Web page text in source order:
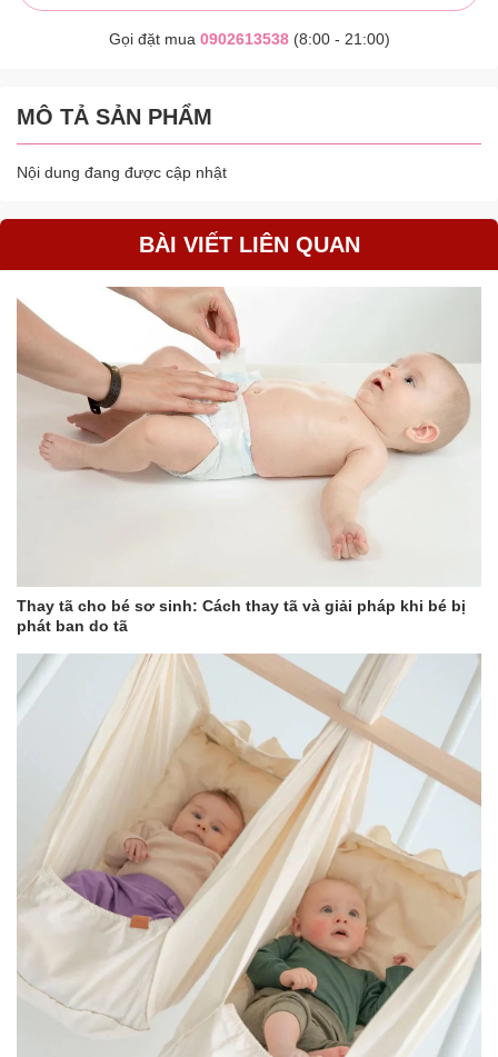
Gọi đặt mua 0902613538(8:00 - 21:00)
MÔ TẢ SẢN PHẨM
Nội dung đang được cập nhật
BÀI VIẾT LIÊN QUAN
Thay tã cho bé sơ sinh: Cách thay tã và giải pháp khi bé bị
phát ban do tã